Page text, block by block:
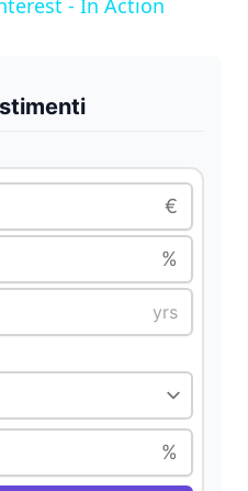
y
V
i
e
o
- In Action
€
%
%